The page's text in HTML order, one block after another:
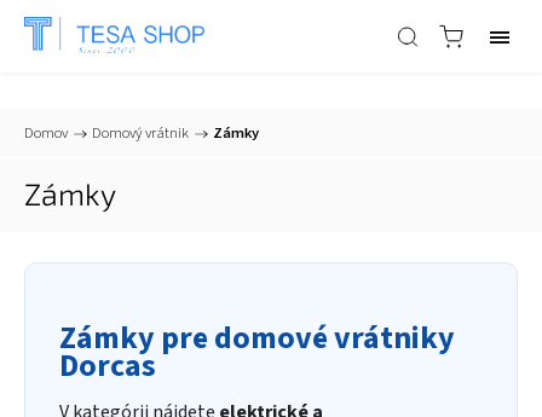
📞+421 903 553 805 info@tesa-systems.sk
Domov / Domový vrátnik / Zámky
Zámky
Zámky pre domové vrátniky
Dorcas
V kategórii nájdete elektrické a